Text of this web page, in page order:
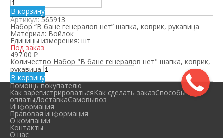
В корзину
Артикул:565913
Набор “В бане генералов нет” шапка, коврик, рукавица
Материал: Войлок
Единицы измерения: шт
Под заказ
497.00 ₽
Количество Набор "В бане генералов нет" шапка, коврик,
рукавица
В корзину
Помощь покупателю
Как зарегистрироватьсяКак сделать заказСпособы
оплатыДоставкаСамовывоз
Информация
Правовая информация
О компании
Контакты
О нас